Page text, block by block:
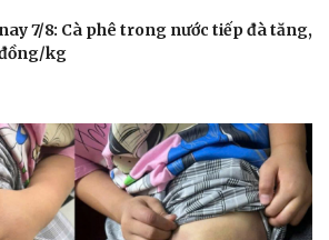
7/8: Cà phê trong nước tiếp đà tăng,
kg